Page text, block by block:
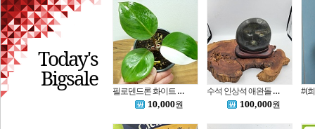
Today's
Bigsale
필로덴드론 화이트 나이트,탑순화개체B4429-동일품배송,높이 16cm,너비 12cm
10,000원
수석 인상석 애완돌 반려돌 돌키우기
100,000원